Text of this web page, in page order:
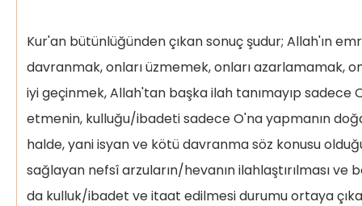
Kur'an bütünlüğünden çıkan sonuç şudur; Allah'ın
davranmak, onları üzmemek, onları azarlamamak,
iyi geçinmek, Allah'tan başka ilah tanımayıp sadece
etmenin, kulluğu/ibadeti sadece O'na yapmanın
halde, yani isyan ve kötü davranma söz konusu
sağlayan nefsî arzuların/hevanın ilahlaştırılması ve
da kulluk/ibadet ve itaat edilmesi durumu ortaya